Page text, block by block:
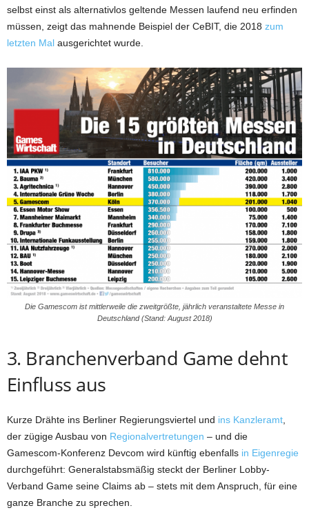
selbst einst als alternativlos geltende Messen laufend neu erfinden
müssen, zeigt das mahnende Beispiel der CeBIT, die 2018 zum
letzten Mal ausgerichtet wurde.
Die Gamescom ist mittlerweile die zweitgrößte, jährlich veranstaltete Messe in
Deutschland (Stand: August 2018)
3. Branchenverband Game dehnt
Einfluss aus
Kurze Drähte ins Berliner Regierungsviertel und ins Kanzleramt
der zügige Ausbau von Regionalvertretungen – und die
Gamescom-Konferenz Devcom wird künftig ebenfalls in Eigenregie
durchgeführt: Generalstabsmäßig steckt der Berliner Lobby-
Verband Game seine Claims ab – stets mit dem Anspruch, für eine
ganze Branche zu sprechen.